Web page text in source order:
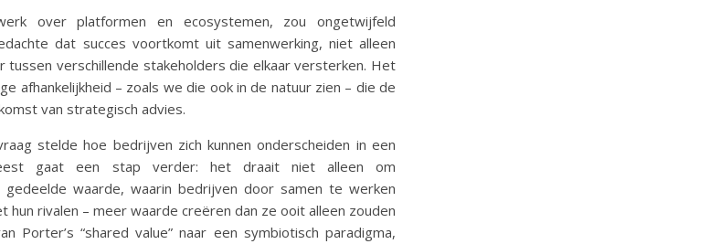
over platformen en ecosystemen, zou ongetwijfeld
dat succes voortkomt uit samenwerking, niet alleen
tussen verschillende stakeholders die elkaar versterken. Het
afhankelijkheid – zoals we die ook in de natuur zien – die de
van strategisch advies.
stelde hoe bedrijven zich kunnen onderscheiden in een
gaat een stap verder: het draait niet alleen om
gedeelde waarde, waarin bedrijven door samen te werken
hun rivalen – meer waarde creëren dan ze ooit alleen zouden
Porter’s “shared value” naar een symbiotisch paradigma,